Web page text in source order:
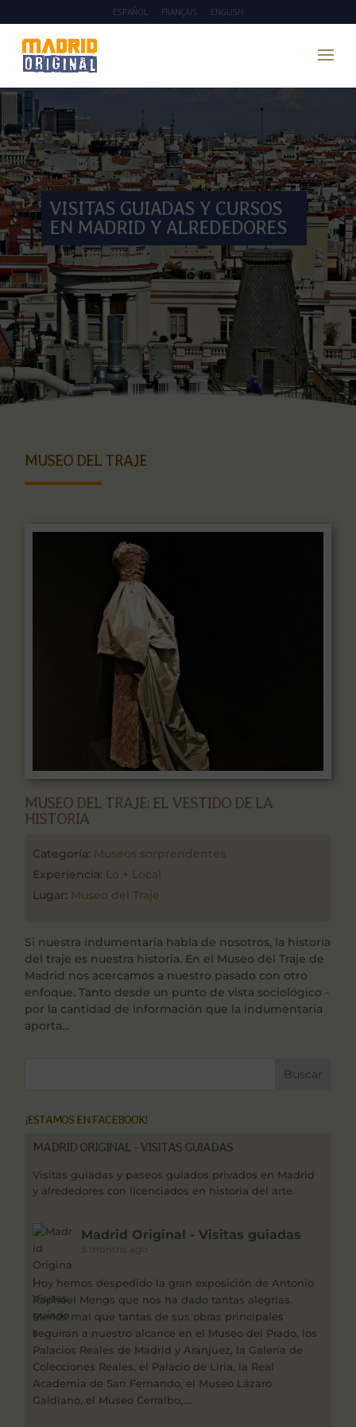
ESPAÑOL FRANÇAIS ENGLISH
VISITAS GUIADAS Y CURSOS
EN MADRID Y ALREDEDORES
MUSEO DEL TRAJE
MUSEO DEL TRAJE: EL VESTIDO DE LA
HISTORIA
Categoría: Museos sorprendentes
Experiencia: Lo + Local
Lugar: Museo del Traje
Si nuestra indumentaria habla de nosotros, la historia
del traje es nuestra historia. En el Museo del Traje de
Madrid nos acercamos a nuestro pasado con otro
enfoque. Tanto desde un punto de vista sociológico -
por la cantidad de información que la indumentaria
aporta...
¡ESTAMOS EN FACEBOOK!
MADRID ORIGINAL - VISITAS GUIADAS
Visitas guiadas y paseos guiados privados en Madrid
y alrededores con licenciados en historia del arte.
Madrid Original - Visitas guiadas
Hoy hemos despedido la gran exposición de Antonio
Raphael Mengs que nos ha dado tantas alegrías.
Menos mal que tantas de sus obras principales
seguirán a nuestro alcance en el Museo del Prado, los
Palacios Reales de Madrid y Aranjuez, la Galería de
Colecciones Reales, el Palacio de Liria, la Real
Academia de San Fernando, el Museo Lázaro
Galdiano, el Museo Cerralbo,....